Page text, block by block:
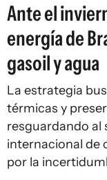
Ante el
energía de
gasoil y agua
La estrategia
térmicas y
resguardando al
internacional de
por la